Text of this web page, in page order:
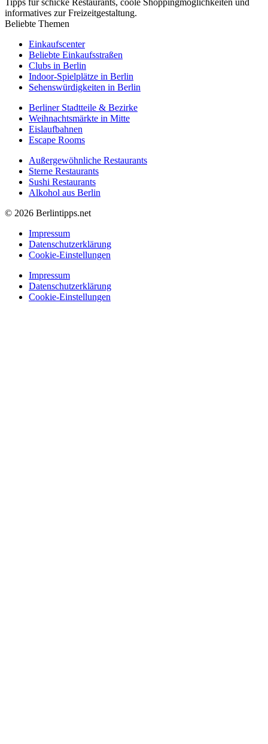
Tipps für schicke Restaurants, coole Shoppingmöglichkeiten und
informatives zur Freizeitgestaltung.
Beliebte Themen
Einkaufscenter
Beliebte Einkaufsstraßen
Clubs in Berlin
Indoor-Spielplätze in Berlin
Sehenswürdigkeiten in Berlin
Berliner Stadtteile & Bezirke
Weihnachtsmärkte in Mitte
Eislaufbahnen
Escape Rooms
Außergewöhnliche Restaurants
Sterne Restaurants
Sushi Restaurants
Alkohol aus Berlin
© 2026 Berlintipps.net
Impressum
Datenschutzerklärung
Cookie-Einstellungen
Impressum
Datenschutzerklärung
Cookie-Einstellungen